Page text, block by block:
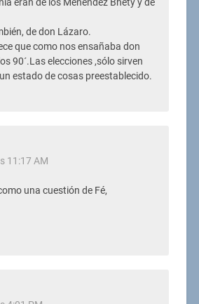
de don Lázaro.
que como nos ensañaba don
90´.Las elecciones ,sólo sirven
estado de cosas preestablecido.
11:17 AM
una cuestión de Fé,